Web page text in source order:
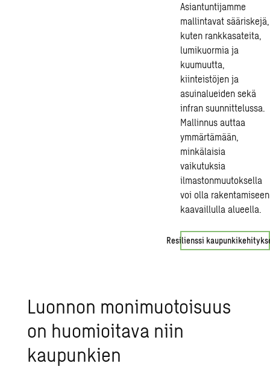
Asiantuntijamme
mallintavat sääriskejä,
kuten rankkasateita,
lumikuormia ja
kuumuutta,
kiinteistöjen ja
asuinalueiden sekä
infran suunnittelussa.
Mallinnus auttaa
ymmärtämään,
minkälaisia
vaikutuksia
ilmastonmuutoksella
voi olla rakentamiseen
kaavaillulla alueella.
Resilienssi
Luonnon monimuotoisuus
on huomioitava niin
kaupunkien